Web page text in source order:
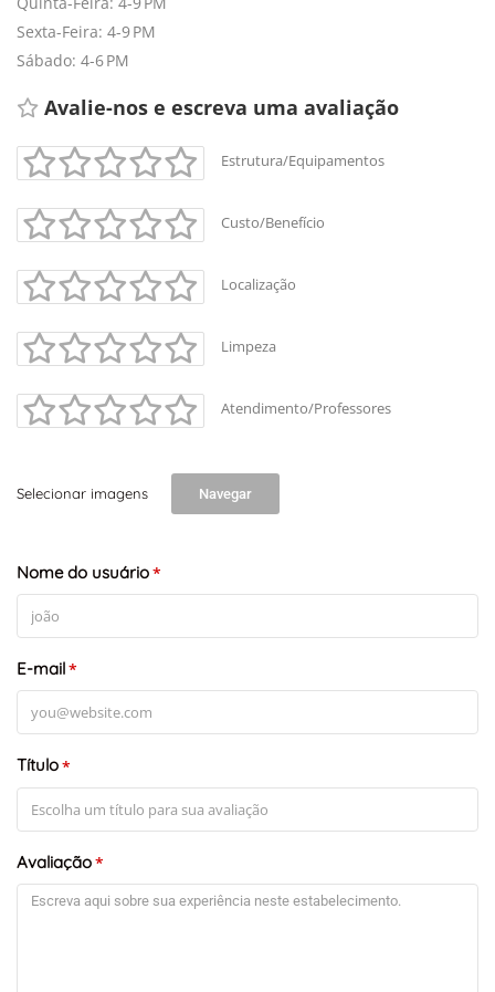
Sexta-Feira: 4-9 PM
Sábado: 4-6 PM
Avalie-nos e escreva uma avaliação
Estrutura/Equipamentos
Custo/Benefício
Localização
Limpeza
Atendimento/Professores
Selecionar imagens Navegar
Nome do usuário*
E-mail*
Título*
Avaliação*